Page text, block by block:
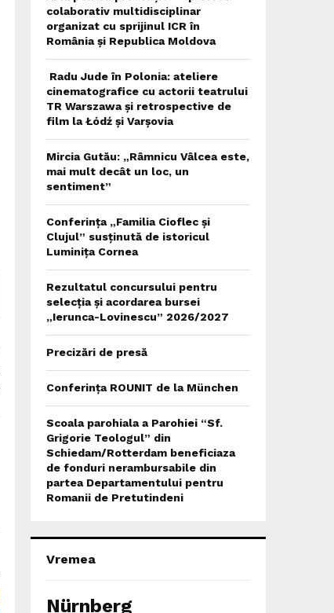
colaborativ multidisciplinar
organizat cu sprijinul ICR în
România și Republica Moldova
Radu Jude în Polonia: ateliere
cinematografice cu actorii teatrului
TR Warszawa și retrospective de
film la Łódź și Varșovia
Mircia Gutău: „Râmnicu Vâlcea este,
mai mult decât un loc, un
sentiment”
Conferința „Familia Cioflec și
Clujul” susținută de istoricul
Luminița Cornea
Rezultatul concursului pentru
selecția și acordarea bursei
„Ierunca-Lovinescu” 2026/2027
Precizări de presă
Conferința ROUNIT de la München
Scoala parohiala a Parohiei “Sf.
Grigorie Teologul” din
Schiedam/Rotterdam beneficiaza
de fonduri nerambursabile din
partea Departamentului pentru
Romanii de Pretutindeni
Vremea
Nürnberg